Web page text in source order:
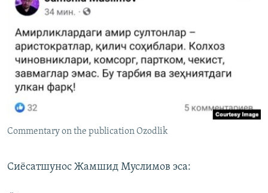
Commentary on the publication Ozodlik
Сиёсатшунос Жамшид Муслимов эса: